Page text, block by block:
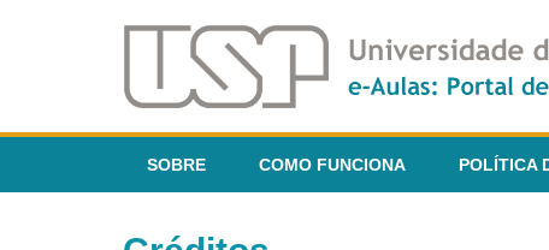
SOBRE COMO FUNCIONA POLÍTICA